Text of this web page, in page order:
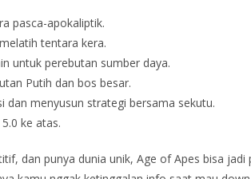
pasca-apokaliptik.
tentara kera.
untuk perebutan sumber daya.
Putih dan bos besar.
menyusun strategi bersama sekutu.
ke atas.
dan punya dunia unik, Age of Apes bisa